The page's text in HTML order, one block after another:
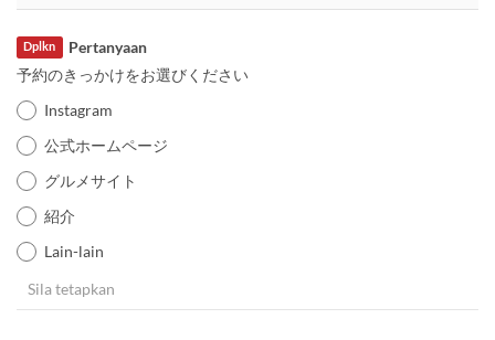
Pertanyaan
Dplkn
予約のきっかけをお選びください
Instagram
公式ホームページ
グルメサイト
紹介
Lain-lain